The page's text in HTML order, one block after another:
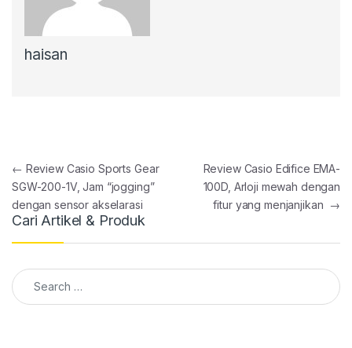
haisan
Post navigation
← Review Casio Sports Gear
SGW-200-1V, Jam “jogging”
dengan sensor akselarasi
Review Casio Edifice EMA-
100D, Arloji mewah dengan
fitur yang menjanjikan →
Cari Artikel & Produk
Search for: